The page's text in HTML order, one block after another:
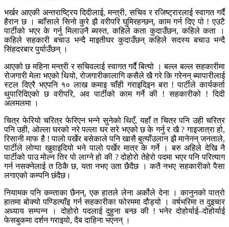
भर्खर आएकी अन्तराष्ट्रिय दिदीलाई, मन्त्री, सचिव र रजिष्ट्रारलाई स्वागत गर्दै
हैरान छ । ब्वाँसाले सिनो कुरे झै वरीपरि घुमिरहन्छन्, काम गर्न दिए पो ! एउटै
पार्टीको भएर के गर्नु मिलाउनै ब्यस्त, कहिले कता कुदाउँछन, कहिले कता ।
कहिले सहकारी बचाउ भन्दै माइतीघर कुदाउँछन् कहिले सदस्य बचाउ भन्दै
सिंहदरबार पुर्याउँछन् ।
आएको छ महिना मन्त्री र सचिवलाई स्वागत गर्दै बित्यो । बल्ल बल्ल सहकारीमा
रोजगारी मेला भएको थियो, रोजगारीकालागि कसैले खै गरे कि गरेनन् ब्यापारीलाई
स्टल दिएरै भएपनि १० लाख कमाइ चाँही गराइदिइन बरा ! पार्टीले कार्यकर्ता
थुपारिदिएको छ वरीपरि, अव पार्टीको काम गर्ने की ! सहकारीको ! दिदी
अलमलमा ।
चित्र फेरियो चरित्र फेरिएन भन्ने सुनेको थिएँ, यहाँ त चित्र पनि उही चरित्र
पनि उही, ओल्ला घरको नरे पल्ला घर सरे भएको छ के गर्नु र खै ? गाइजात्रा हो,
रिसानी माफ है ! पालो पर्खेर बसेकाले पनि खासै बुत्याँउलान झै मानेनन् जनताले,
पार्टीले लोप्पा खुवाइदियो भने पालो पर्खेर मात्र के गर्ने । बरु अहिले देखि नै
पार्टीको पाउ मोल्न तिर पो लाग्ने हो की ? दोहोरो तेहेरो पदमा भएर पनि परित्याग
गर्न नसक्नेलाई त ठिकै छ, यता नभए उता छैदैछ । कतै नभए सहकारीको पैसा
लगाएको कम्पनि छंदैछ।
नियामक पनि कम्ताका छैनन्, एक हातले लेना अर्कोले देना । कानुनको पात्रो
हातमा बोक्यो पण्डित्याँइ गर्न सहकारीका फोरममा दौड्यो । वर्षभरिमा त दुइचार
अध्याय सम्पन्न । दोहोरो पदलाई दुहुना बन्छ की ! भनेर दोहोर्याई–दोहोर्याई
फेसबुकमा दर्शन गराइयो, दैब दाहिना भएनन् ।